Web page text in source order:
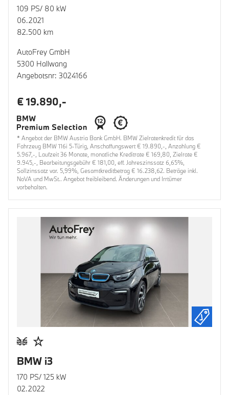
109 PS/ 80 kW
06.2021
82.500 km
AutoFrey GmbH
5300 Hallwang
Angebotsnr: 3024166
€ 19.890,-
* Angebot der BMW Austria Bank GmbH. BMW Zielratenkredit für das
Fahrzeug BMW 116i 5-Türig, Anschaffungswert € 19.890,-, Anzahlung €
5.967,-, Laufzeit 36 Monate, monatliche Kreditrate € 169,80, Zielrate €
9.945,-, Bearbeitungsgebühr € 181,00, eff. Jahreszinssatz 6,65%,
Sollzinssatz var. 5,99%, Gesamtkreditbetrag € 16.238,62. Beträge inkl.
NoVA und MwSt.. Angebot freibleibend. Änderungen und Irrtümer
vorbehalten.
BMW i3
170 PS/ 125 kW
02.2022